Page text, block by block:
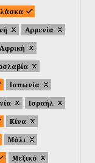
Αρμενία
Αφρική
Ιαπωνία
Ισραήλ
Κίνα
Μάλι
Μεξικό